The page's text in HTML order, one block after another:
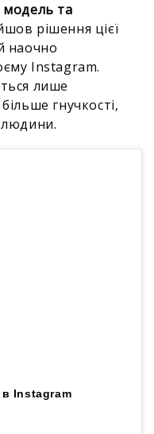
модель та
рішення цієї
наочно
Instagram.
лише
гнучкості,
людини.
Instagram